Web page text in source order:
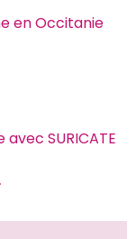
en Occitanie